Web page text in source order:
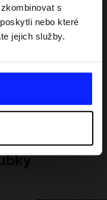
s
nebo které
jejich služby.